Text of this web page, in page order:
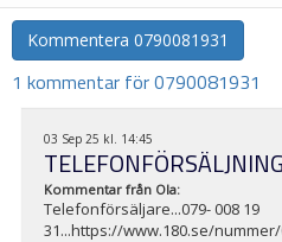
Kommentera 0790081931
1 kommentar för 0790081931
03 Sep 25 kl. 14:45
TELEFONFÖRSÄLJNING
Kommentar från Ola:
Telefonförsäljare...079- 008 19
31...https://www.180.se/nummer/